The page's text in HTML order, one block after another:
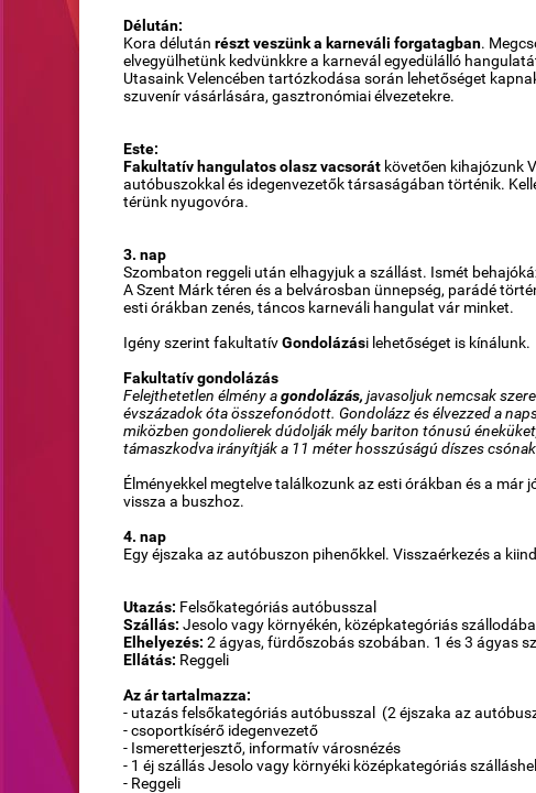
Délután:
Kora délután részt veszünk a karneváli forgatagban.
elvegyülhetünk kedvünkkre a karnevál egyedülálló
Utasaink Velencében tartózkodása során lehetőséget
szuvenír vásárlására, gasztronómiai élvezetekre.
Este:
Fakultatív hangulatos olasz vacsorát követően kihajózunk
autóbuszokkal és idegenvezetők társaságában történik.
térünk nyugovóra.
3. nap
Szombaton reggeli után elhagyjuk a szállást. Ismét
A Szent Márk téren és a belvárosban ünnepség, parádé
esti órákban zenés, táncos karneváli hangulat vár minket.
Igény szerint fakultatívGondolázási lehetőséget is kínálunk.
Fakultatív gondolázás
Felejthetetlen élmény agondolázás, javasoljuk nemcsak
évszázadok óta összefonódott. Gondolázz és élvezzed a
miközben gondolierek dúdolják mély bariton tónusú
támaszkodva irányítják a 11 méter hosszúságú díszes
Élményekkel megtelve találkozunk az esti órákban és a
vissza a buszhoz.
4. nap
Egy éjszaka az autóbuszon pihenőkkel. Visszaérkezés a
Utazás: Felsőkategóriás autóbusszal
Szállás: Jesolo vagy környékén, középkategóriás
Elhelyezés: 2 ágyas, fürdőszobás szobában. 1 és 3 ágyas
Ellátás: Reggeli
Az ár tartalmazza:
- utazás felsőkategóriás autóbusszal (2 éjszaka az
- csoportkísérő idegenvezető
- Ismeretterjesztő, informatív városnézés
- 1 éj szállás Jesolo vagy környéki középkategóriás
- Reggeli